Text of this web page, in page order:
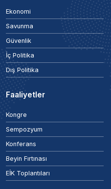
Ekonomi
Savunma
Güvenlik
İç Politika
Dış Politika
Faaliyetler
Kongre
Sempozyum
Konferans
Beyin Fırtınası
EİK Toplantıları